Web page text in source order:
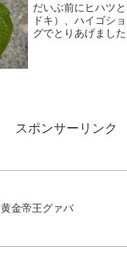
だいぶ前にヒハツ
ドキ）、ハイゴシ
グでとりあげまし
スポンサーリンク
黄金帝王グァバ